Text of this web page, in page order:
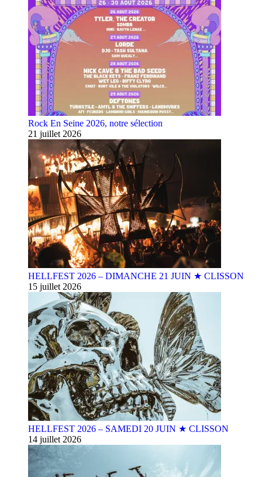
Rock En Seine 2026, notre sélection
21 juillet 2026
HELLFEST 2026 – DIMANCHE 21 JUIN ★ CLISSON
15 juillet 2026
HELLFEST 2026 – SAMEDI 20 JUIN ★ CLISSON
14 juillet 2026